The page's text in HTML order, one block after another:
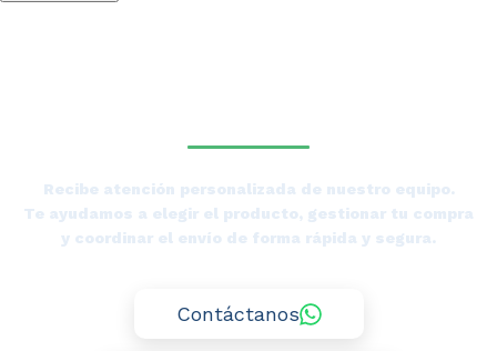
en
Recibe atención personalizada de nuestro equipo.
Te ayudamos a elegir el producto, gestionar tu compra
y coordinar el envío de forma rápida y segura.
Contáctanos